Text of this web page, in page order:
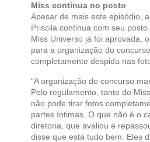
Miss continua no posto
Apesar de mais este episódio,
Priscila continua com seu
Miss Universo já foi aprovada,
para a organização do
completamente despida nas
“A organização do concurso
Pelo regulamento, tanto do
não pode tirar fotos
partes íntimas. O que não é o
diretoria, que avaliou e
disse que está tudo bem. Eles